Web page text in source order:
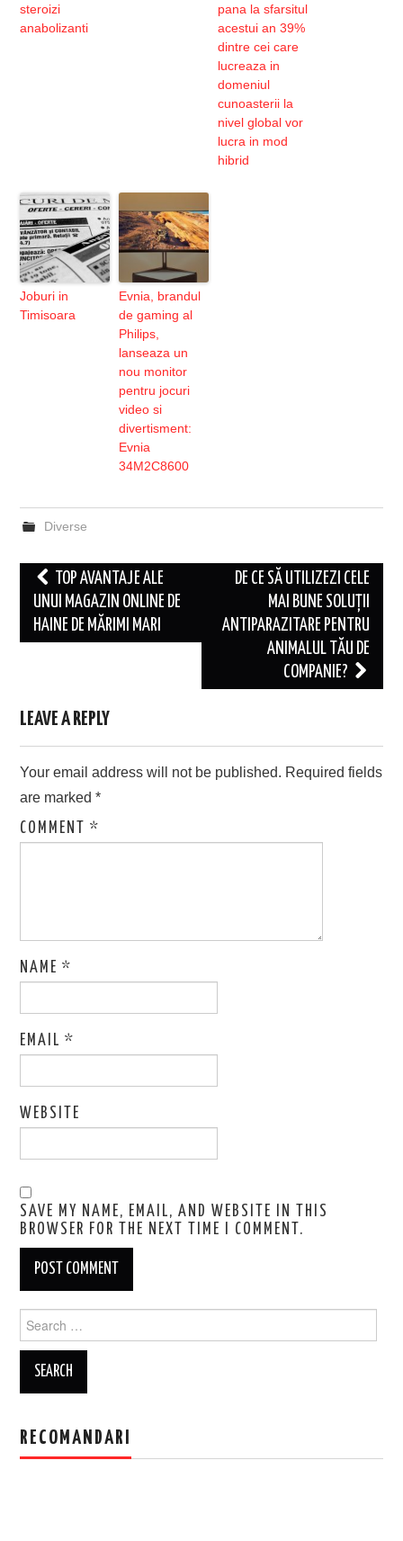
steroizi
anabolizanti
pana la sfarsitul
acestui an 39%
dintre cei care
lucreaza in
domeniul
cunoasterii la
nivel global vor
lucra in mod
hibrid
Joburi in
Timisoara
Evnia, brandul
de gaming al
Philips,
lanseaza un
nou monitor
pentru jocuri
video si
divertisment:
Evnia
34M2C8600
Diverse
Post
navigation
TOP AVANTAJE ALE
UNUI MAGAZIN ONLINE DE
HAINE DE MĂRIMI MARI
DE CE SĂ UTILIZEZI CELE
MAI BUNE SOLUȚII
ANTIPARAZITARE PENTRU
ANIMALUL TĂU DE
COMPANIE?
LEAVE A REPLY
Your email address will not be published. Required fields
are marked*
COMMENT*
NAME*
EMAIL*
WEBSITE
SAVE MY NAME, EMAIL, AND WEBSITE IN THIS
BROWSER FOR THE NEXT TIME I COMMENT.
for:
RECOMANDARI